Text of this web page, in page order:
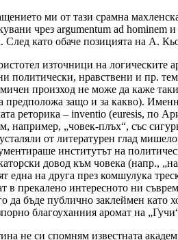
ми от тази срамна
чрез argumentum ad
като обаче позицията на А.
източници на логическите
политически, нравствени и пр.
произход не може да каже
предположа защо и за какво).
реторика – inventio (euresis, по
например, „човек-плъх“, със
от литературен глад
институтът на
довод към човека (напр.,
една на друга през комшулука
в прекалено интересното ни
да бъде публично заклеймен като
благоуханния аромат на
не си спомням известната